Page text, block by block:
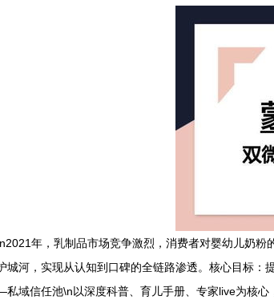
年，乳制品市场竞争激烈，消费者对婴幼儿奶
城河，实现从认知到口碑的全链路渗透。核心目标
域信任池\n以深度科普、育儿手册、专家live为核心